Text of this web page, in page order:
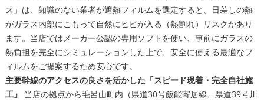
ス」は、知識のない業者が遮熱フィルムを選定すると、日差しの熱
がガラス内部にこもって自然にヒビが入る（熱割れ）リスクがあり
ます。当店ではメーカー公認の専用ソフトを使い、事前にガラスの
熱負担を完全にシミュレーションした上で、安全に使える最適なフ
ィルムをご提案するため安心です。
主要幹線のアクセスの良さを活かした「スピード現着・完全自社施
工」
当店の拠点から毛呂山町内（県道30号飯能寄居線、県道39号川